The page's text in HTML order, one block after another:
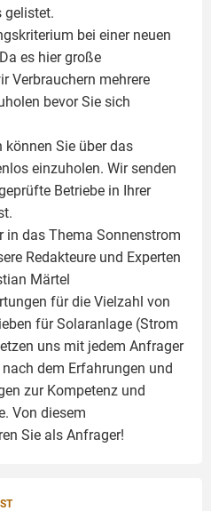
gelistet.
bei einer neuen
es hier große
Verbrauchern mehrere
bevor Sie sich
Sie über das
einzuholen. Wir senden
Betriebe in Ihrer
in das Thema Sonnenstrom
Redakteure und Experten
Märtel
für die Vielzahl von
für Solaranlage (Strom
uns mit jedem Anfrager
dem Erfahrungen und
zur Kompetenz und
Von diesem
Sie als Anfrager!